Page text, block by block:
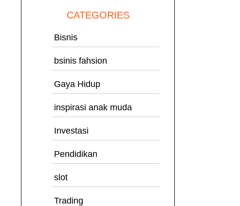
CATEGORIES
Bisnis
bsinis fahsion
Gaya Hidup
inspirasi anak muda
Investasi
Pendidikan
slot
Trading